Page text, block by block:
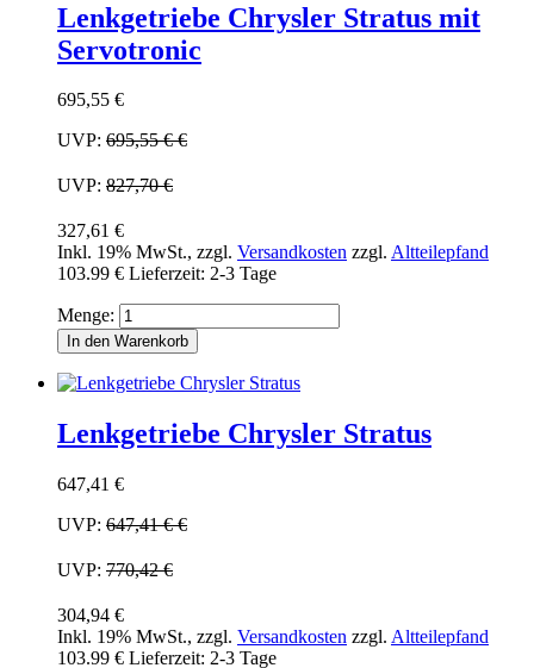
Lenkgetriebe Chrysler Stratus mit
Servotronic
695,55 €
UVP: 695,55 €€
UVP: 827,70 €
327,61 €
Inkl. 19% MwSt., zzgl. Versandkosten zzgl. Altteilepfand
103.99 € Lieferzeit: 2-3 Tage
Menge:
In den Warenkorb
Lenkgetriebe Chrysler Stratus
647,41 €
UVP: 647,41 €€
UVP: 770,42 €
304,94 €
Inkl. 19% MwSt., zzgl. Versandkosten zzgl. Altteilepfand
103.99 € Lieferzeit: 2-3 Tage